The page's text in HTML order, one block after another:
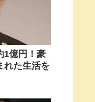
1億円！豪
れた生活を